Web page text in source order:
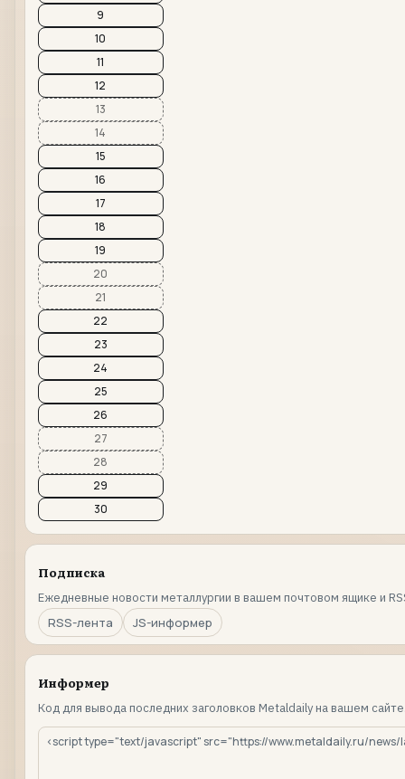
9
10
11
12
13
14
15
16
17
18
19
20
21
22
23
24
25
26
27
28
29
30
Подписка
Ежедневные новости металлургии в вашем почтовом ящике и
RSS-лента JS-информер
Информер
Код для вывода последних заголовков Metaldaily на вашем